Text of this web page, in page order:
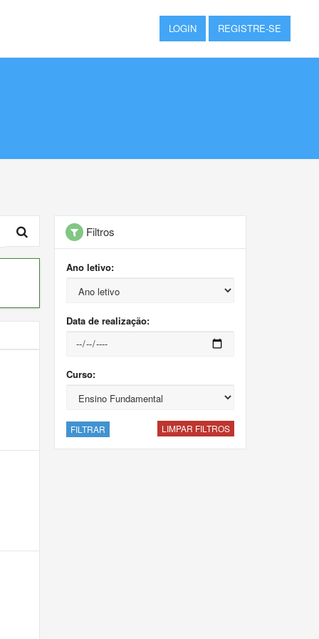
LOGIN REGISTRE-SE
Filtros
Ano letivo:
Data de realização:
Curso:
FILTRAR LIMPAR FILTROS